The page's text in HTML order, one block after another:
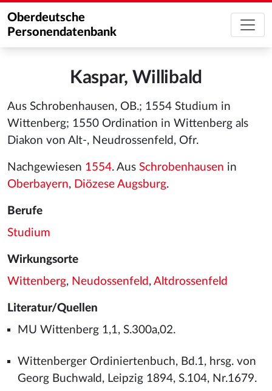
Oberdeutsche
Personendatenbank
Kaspar, Willibald
Aus Schrobenhausen, OB.; 1554 Studium in
Wittenberg; 1550 Ordination in Wittenberg als
Diakon von Alt-, Neudrossenfeld, Ofr.
Nachgewiesen 1554. Aus Schrobenhausen in
Oberbayern, Diözese Augsburg.
Berufe
Studium
Wirkungsorte
Wittenberg, Neudossenfeld , Altdrossenfeld
Literatur/Quellen
MU Wittenberg 1,1, S.300a,02.
Wittenberger Ordiniertenbuch, Bd.1, hrsg. von
Georg Buchwald, Leipzig 1894, S.104, Nr.1679.